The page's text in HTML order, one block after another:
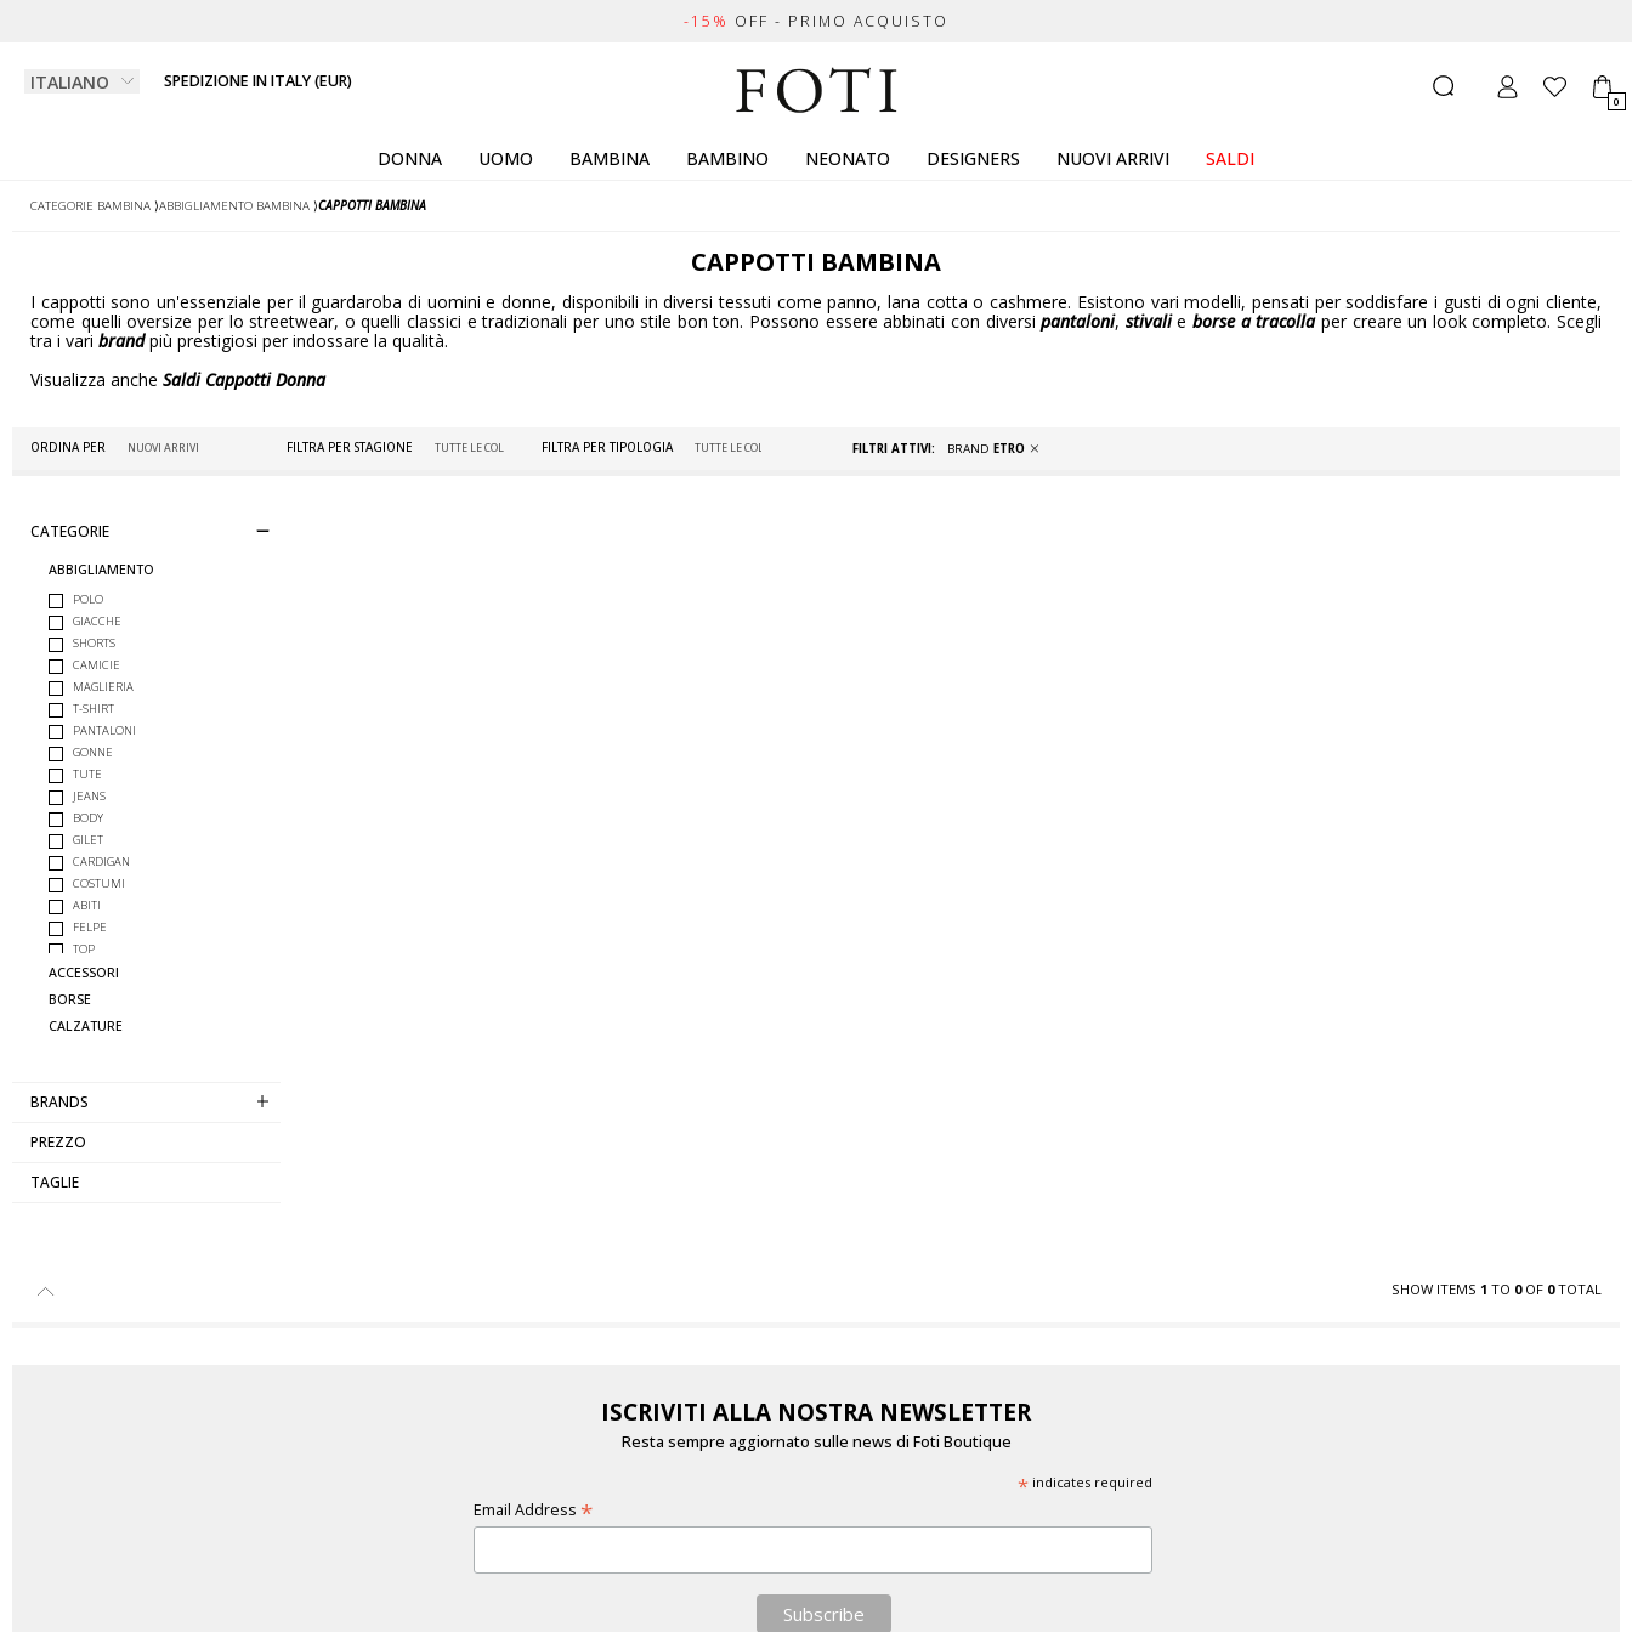
-15% OFF - PRIMO ACQUISTO
SPEDIZIONE IN ITALY (EUR)
0
DONNA UOMO BAMBINA BAMBINO NEONATO DESIGNERS NUOVI ARRIVI SALDI
CATEGORIE BAMBINA ⟩ABBIGLIAMENTO BAMBINA ⟩CAPPOTTI BAMBINA
CAPPOTTI BAMBINA
I cappotti sono un'essenziale per il guardaroba di uomini e donne, disponibili in diversi tessuti come panno, lana cotta o cashmere. Esistono vari modelli, pensati per soddisfare i gusti di ogni cliente,
come quelli oversize per lo streetwear, o quelli classici e tradizionali per uno stile bon ton. Possono essere abbinati con diversipantaloni, stivalie borse a tracollaper creare un look completo. Scegli
tra i vari brandpiù prestigiosi per indossare la qualità.
Visualizza anche Saldi Cappotti Donna
ORDINA PER FILTRA PER STAGIONE FILTRA PER TIPOLOGIA FILTRI ATTIVI: BRAND ETRO
CATEGORIE
ABBIGLIAMENTO
POLO
GIACCHE
SHORTS
CAMICIE
MAGLIERIA
T-SHIRT
PANTALONI
GONNE
TUTE
JEANS
BODY
GILET
CARDIGAN
COSTUMI
ABITI
FELPE
TOP
GIUBBOTTI
COMPLETO
ACCESSORI
BORSE
CALZATURE
BRANDS
PREZZO
TAGLIE
SHOW ITEMS 1 TO 0OF 0TOTAL
ISCRIVITI ALLA NOSTRA NEWSLETTER
Resta sempre aggiornato sulle news di Foti Boutique
*indicates required
Email Address *